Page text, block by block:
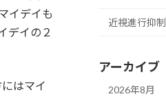
イデイも
デイの２
はマイ
近視進行抑制
アーカイブ
2026年8月